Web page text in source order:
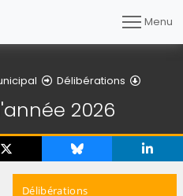
Menu
Délibérations
2026
Délibérations